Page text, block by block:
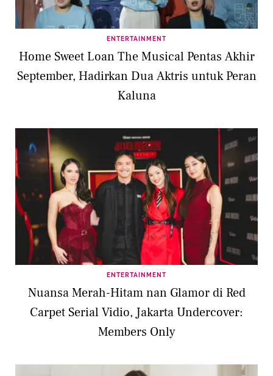
ENTERTAINMENT
Home Sweet Loan The Musical Pentas Akhir
September, Hadirkan Dua Aktris untuk Peran
Kaluna
ENTERTAINMENT
Nuansa Merah-Hitam nan Glamor di Red
Carpet Serial Vidio, Jakarta Undercover:
Members Only